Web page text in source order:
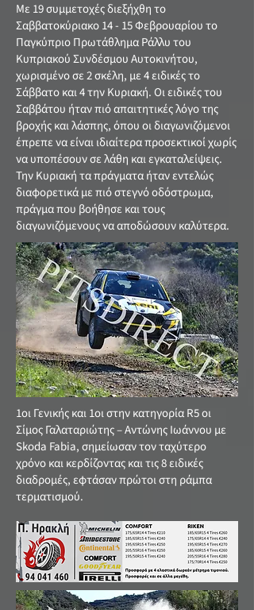
Με 19 συμμετοχές διεξήχθη το
Σαββατοκύριακο 14 - 15 Φεβρουαρίου το
Παγκύπριο Πρωτάθλημα Ράλλυ του
Κυπριακού Συνδέσμου Αυτοκινήτου,
χωρισμένο σε 2 σκέλη, με 4 ειδικές το
Σάββατο και 4 την Κυριακή. Οι ειδικές του
Σαββάτου ήταν πιό απαιτητικές λόγο της
βροχής και λάσπης, όπου οι διαγωνιζόμενοι
έπρεπε να είναι ιδιαίτερα προσεκτικοί χωρίς
να υποπέσουν σε λάθη και εγκαταλείψεις.
Την Κυριακή τα πράγματα ήταν εντελώς
διαφορετικά με πιό στεγνό οδόστρωμα,
πράγμα που βοήθησε και τους
διαγωνιζόμενους να αποδώσουν καλύτερα.
1οι Γενικής και 1οι στην κατηγορία R5 οι
Σίμος Γαλαταριώτης – Αντώνης Ιωάννου με
Skoda Fabia, σημείωσαν τον ταχύτερο
χρόνο και κερδίζοντας και τις 8 ειδικές
διαδρομές, εφτάσαν πρώτοι στη ράμπα
τερματισμού.